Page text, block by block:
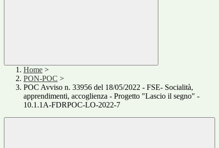
Home >
PON-POC >
POC Avviso n. 33956 del 18/05/2022 - FSE- Socialità,
apprendimenti, accoglienza - Progetto "Lascio il segno" -
10.1.1A-FDRPOC-LO-2022-7